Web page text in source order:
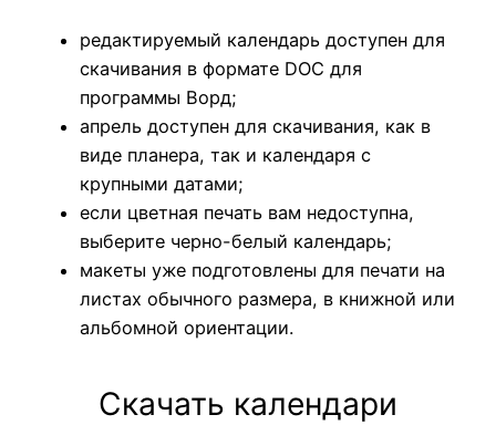
редактируемый календарь доступен для
скачивания в формате DOC для
программы Ворд;
апрель доступен для скачивания, как в
виде планера, так и календаря с
крупными датами;
если цветная печать вам недоступна,
выберите черно-белый календарь;
макеты уже подготовлены для печати на
листах обычного размера, в книжной или
альбомной ориентации.
Скачать календари